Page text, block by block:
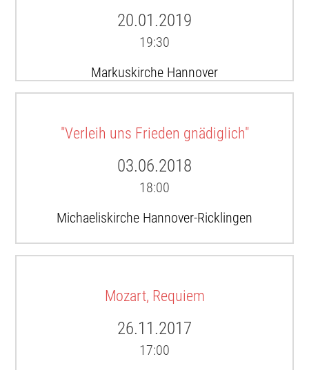
20.01.2019
19:30
Markuskirche Hannover
"Verleih uns Frieden gnädiglich"
03.06.2018
18:00
Michaeliskirche Hannover-Ricklingen
Mozart, Requiem
26.11.2017
17:00